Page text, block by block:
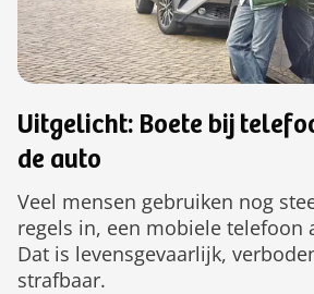
Uitgelicht: Boete bij
de auto
Veel mensen gebruiken nog
regels in, een mobiele telefoon
Dat is levensgevaarlijk,
strafbaar.